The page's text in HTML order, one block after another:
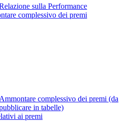
sulla Performance
complessivo dei premi
Ammontare complessivo dei premi (da
in tabelle)
ai premi